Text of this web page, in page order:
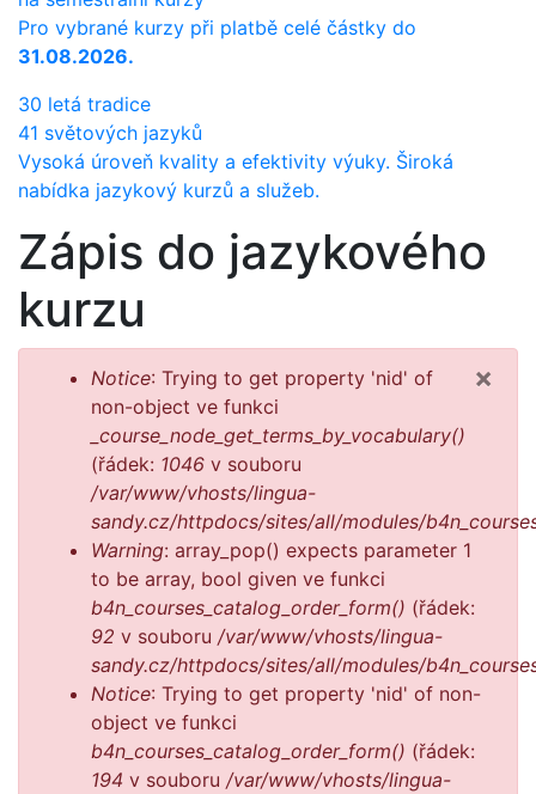
Pro vybrané kurzy při platbě celé částky do
31.08.2026.
30 letá tradice
41 světových jazyků
Vysoká úroveň kvality a efektivity výuky. Široká
nabídka jazykový kurzů a služeb.
Zápis do jazykového
kurzu
×
Chybová zpráva
Notice: Trying to get property 'nid' of
non-object ve funkci
_course_node_get_terms_by_vocabulary()
(řádek: 1046 v souboru
/var/www/vhosts/lingua-
sandy.cz/httpdocs/sites/all/modules/
Warning: array_pop() expects parameter 1
to be array, bool given ve funkci
b4n_courses_catalog_order_form() (řádek:
92 v souboru /var/www/vhosts/lingua-
sandy.cz/httpdocs/sites/all/modules/
Notice: Trying to get property 'nid' of non-
object ve funkci
b4n_courses_catalog_order_form() (řádek:
194 v souboru /var/www/vhosts/lingua-